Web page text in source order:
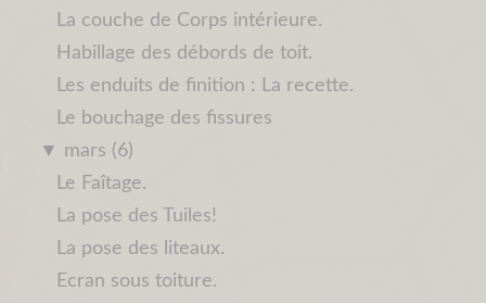
La couche de Corps intérieure.
Habillage des débords de toit.
Les enduits de finition : La recette.
Le bouchage des fissures
▼ mars (6)
Le Faîtage.
La pose des Tuiles!
La pose des liteaux.
Ecran sous toiture.